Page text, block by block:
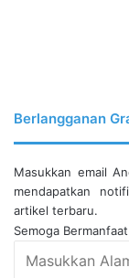
Berlangganan
Masukkan email
mendapatkan
artikel terbaru.
Semoga Bermanfaat
Alamat